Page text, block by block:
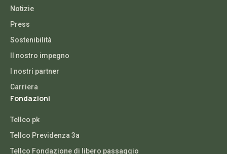
Notizie
Press
Sostenibilità
Il nostro impegno
I nostri partner
Carriera
Fondazioni
Tellco pk
Tellco Previdenza 3a
Tellco Fondazione di libero passaggio